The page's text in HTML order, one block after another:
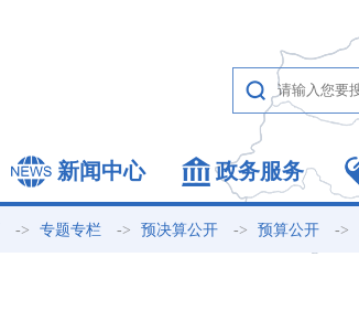
新闻中心 政务服务
-> 专题专栏 -> 预决算公开 -> 预算公开 ->